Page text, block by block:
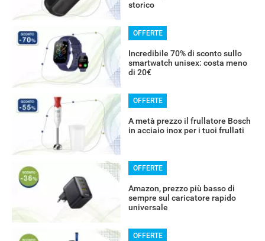
storico
OFFERTE
Incredibile 70% di sconto sullo
smartwatch unisex: costa meno
di 20€
OFFERTE
A metà prezzo il frullatore Bosch
in acciaio inox per i tuoi frullati
OFFERTE
Amazon, prezzo più basso di
sempre sul caricatore rapido
universale
OFFERTE